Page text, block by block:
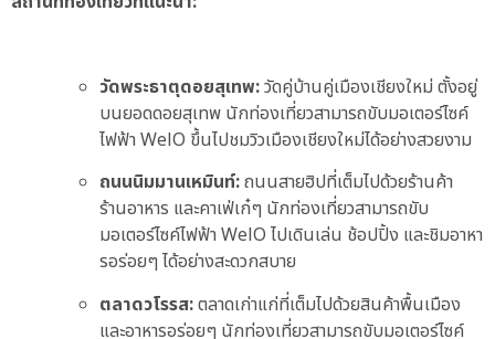
วัดพระธาตุดอยสุเทพ:วัดคู่บ้านคู่เมืองเชียงใหม่ ตั้งอยู่
บนยอดดอยสุเทพ นักท่องเที่ยวสามารถขับมอเตอร์ไซค์
ไฟฟ้า WelO ขึ้นไปชมวิวเมืองเชียงใหม่ได้อย่างสวยงาม
ถนนนิมมานเหมินท์:ถนนสายฮิปที่เต็มไปด้วยร้านค้า
ร้านอาหาร และคาเฟ่เก๋ๆ นักท่องเที่ยวสามารถขับ
มอเตอร์ไซค์ไฟฟ้า WelO ไปเดินเล่น ช้อปปิ้ง และชิมอาหา
รอร่อยๆ ได้อย่างสะดวกสบาย
ตลาดวโรรส:ตลาดเก่าแก่ที่เต็มไปด้วยสินค้าพื้นเมือง
และอาหารอร่อยๆ นักท่องเที่ยวสามารถขับมอเตอร์ไซค์